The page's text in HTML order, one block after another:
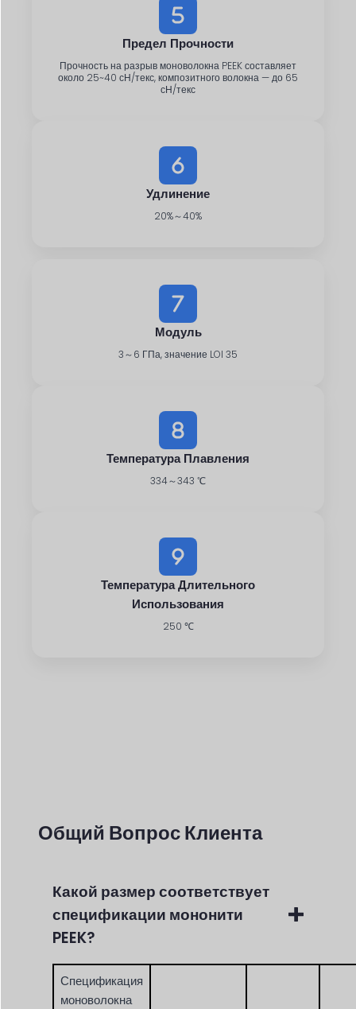
Предел Прочности
Прочность на разрыв моноволокна PEEK составляет
около 25~40 сН/текс, композитного волокна — до 65
сН/текс
Удлинение
20%～40%
Модуль
3～6 ГПа, значение LOI 35
Температура Плавления
334～343 ℃
Температура Длительного
Использования
250 ℃
Общий Вопрос Клиента
Какой размер соответствует
спецификации мононити
PEEK?
Спецификация
моноволокна